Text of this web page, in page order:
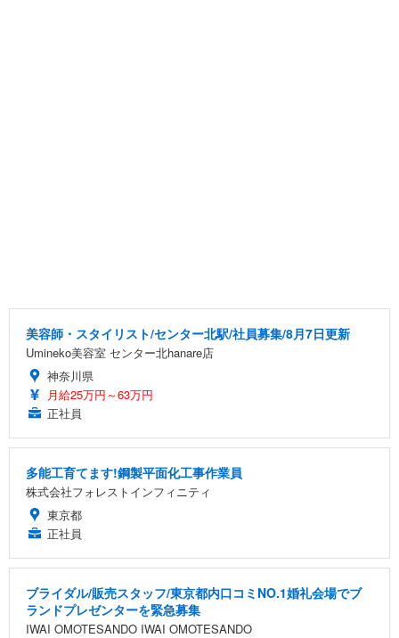
美容師・スタイリスト/センター北駅/社員募集/8月7日更新
Umineko美容室 センター北hanare店
神奈川県
月給25万円～63万円
正社員
多能工育てます!鋼製平面化工事作業員
株式会社フォレストインフィニティ
東京都
正社員
ブライダル/販売スタッフ/東京都内口コミNO.1婚礼会場でブ
ランドプレゼンターを緊急募集
IWAI OMOTESANDO IWAI OMOTESANDO